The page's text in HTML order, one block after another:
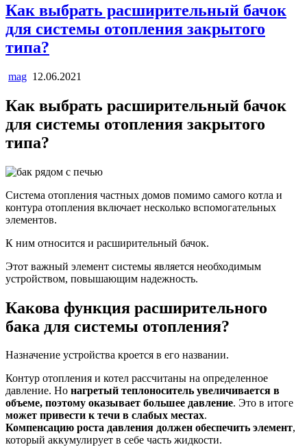
Как выбрать расширительный бачок
для системы отопления закрытого
типа?
mag 12.06.2021
Как выбрать расширительный бачок
для системы отопления закрытого
типа?
Система отопления частных домов помимо самого котла и
контура отопления включает несколько вспомогательных
элементов.
К ним относится и расширительный бачок.
Этот важный элемент системы является необходимым
устройством, повышающим надежность.
Какова функция расширительного
бака для системы отопления?
Назначение устройства кроется в его названии.
Контур отопления и котел рассчитаны на определенное
давление. Но нагретый теплоноситель увеличивается в
объеме, поэтому оказывает большее давление. Это в итоге
может привести к течи в слабых местах.
Компенсацию роста давления должен обеспечить элемент,
который аккумулирует в себе часть жидкости.